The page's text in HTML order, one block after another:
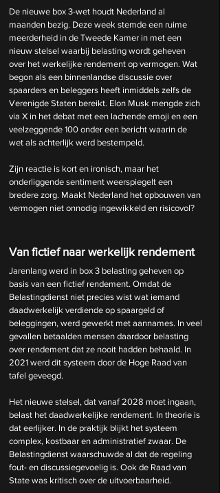
De nieuwe box 3-wet houdt Nederland al
maanden bezig. Deze week stemde een ruime
meerderheid in de Tweede Kamer in met een
nieuw stelsel waarbij belasting wordt geheven
over het werkelijke rendement op vermogen. Wat
begon als een binnenlandse discussie over
spaarders en beleggers heeft inmiddels zelfs de
Verenigde Staten bereikt. Elon Musk mengde zich
via X in het debat met een lachende emoji en een
veelzeggende 100 onder een bericht waarin de
wet als achterlijk werd bestempeld.
Zijn reactie is kort en ironisch, maar het
onderliggende sentiment weerspiegelt een
bredere zorg. Maakt Nederland het opbouwen van
vermogen niet onnodig ingewikkeld en risicovol?
Van fictief naar werkelijk rendement
Jarenlang werd in box 3 belasting geheven op
basis van een fictief rendement. Omdat de
Belastingdienst niet precies wist wat iemand
daadwerkelijk verdiende op spaargeld of
beleggingen, werd gewerkt met aannames. In veel
gevallen betaalden mensen daardoor belasting
over rendement dat ze nooit hadden behaald. In
2021 werd dit systeem door de Hoge Raad van
tafel geveegd.
Het nieuwe stelsel, dat vanaf 2028 moet ingaan,
belast het daadwerkelijke rendement. In theorie is
dat eerlijker. In de praktijk blijkt het systeem
complex, kostbaar en administratief zwaar. De
Belastingdienst waarschuwde al dat de regeling
fout- en discussiegevoelig is. Ook de Raad van
State was kritisch over de uitvoerbaarheid.